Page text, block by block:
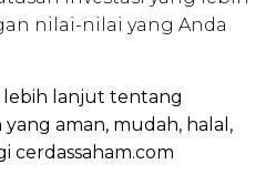
nilai-nilai yang Anda
lanjut tentang
yang aman, mudah, halal,
cerdassaham.com